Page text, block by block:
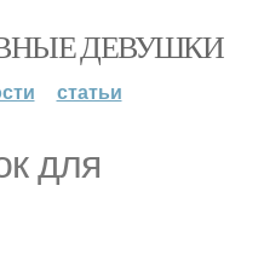
ДЕВУШКИ
статьи
для